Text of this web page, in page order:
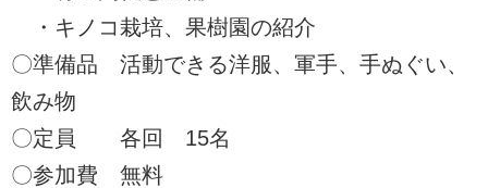
・キノコ栽培、果樹園の紹介
〇準備品 活動できる洋服、軍手、手ぬぐい、
飲み物
〇定員 各回 15名
〇参加費 無料